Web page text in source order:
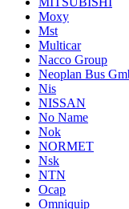
Moxy
Mst
Multicar
Nacco Group
Neoplan Bus
Nis
NISSAN
No Name
Nok
NORMET
Nsk
NTN
Ocap
Omniquip